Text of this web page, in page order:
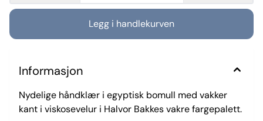
Informasjon
Nydelige håndklær i egyptisk bomull med vakker
kant i viskosevelur i Halvor Bakkes vakre fargepalett.